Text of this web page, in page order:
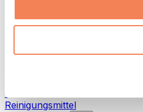
Weitere Informationen über die
Wandern
Rotlichttherapie
Waschmittel
Reinigungsmittel